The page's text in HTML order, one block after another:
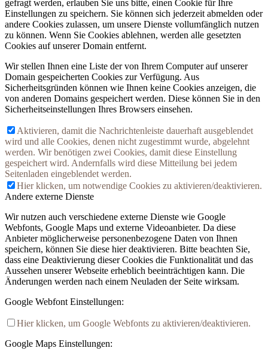
gefragt werden, erlauben Sie uns bitte, einen Cookie für Ihre
Einstellungen zu speichern. Sie können sich jederzeit abmelden oder
andere Cookies zulassen, um unsere Dienste vollumfänglich nutzen
zu können. Wenn Sie Cookies ablehnen, werden alle gesetzten
Cookies auf unserer Domain entfernt.
Wir stellen Ihnen eine Liste der von Ihrem Computer auf unserer
Domain gespeicherten Cookies zur Verfügung. Aus
Sicherheitsgründen können wie Ihnen keine Cookies anzeigen, die
von anderen Domains gespeichert werden. Diese können Sie in den
Sicherheitseinstellungen Ihres Browsers einsehen.
Aktivieren, damit die Nachrichtenleiste dauerhaft ausgeblendet
wird und alle Cookies, denen nicht zugestimmt wurde, abgelehnt
werden. Wir benötigen zwei Cookies, damit diese Einstellung
gespeichert wird. Andernfalls wird diese Mitteilung bei jedem
Seitenladen eingeblendet werden.
Hier klicken, um notwendige Cookies zu aktivieren/deaktivieren.
Andere externe Dienste
Wir nutzen auch verschiedene externe Dienste wie Google
Webfonts, Google Maps und externe Videoanbieter. Da diese
Anbieter möglicherweise personenbezogene Daten von Ihnen
speichern, können Sie diese hier deaktivieren. Bitte beachten Sie,
dass eine Deaktivierung dieser Cookies die Funktionalität und das
Aussehen unserer Webseite erheblich beeinträchtigen kann. Die
Änderungen werden nach einem Neuladen der Seite wirksam.
Google Webfont Einstellungen:
Hier klicken, um Google Webfonts zu aktivieren/deaktivieren.
Google Maps Einstellungen: